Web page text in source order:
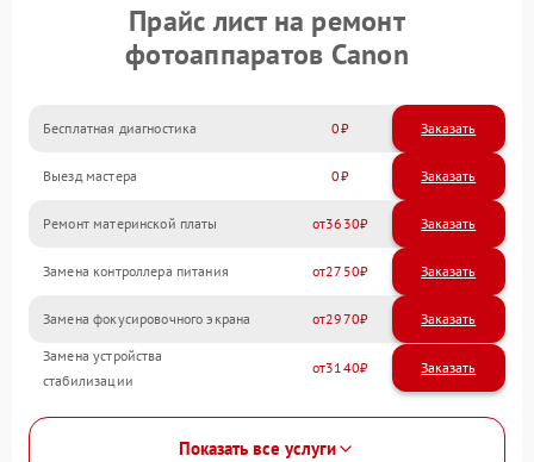
Прайс лист на ремонт
фотоаппаратов Canon
Бесплатная диагностика 0 Заказать
Выезд мастера 0 Заказать
Ремонт материнской платы 3630
Замена контроллера питания 2750
Замена фокусировочного экрана 2970
Замена устройства
стабилизации
3140
Показать все услуги